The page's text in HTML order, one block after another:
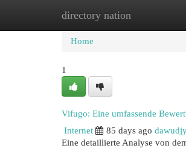
directory nation
Home New Site Listings
Home
1
Vifugo: Eine umfassende
Internet
85 days ago
Eine detaillierte Analyse von